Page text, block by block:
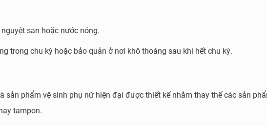
san hoặc nước nóng.
trong chu kỳ hoặc bảo quản ở nơi khô thoáng sau khi hết chu kỳ.
sản phẩm vệ sinh phụ nữ hiện đại được thiết kế nhằm thay thế các sản
tampon.